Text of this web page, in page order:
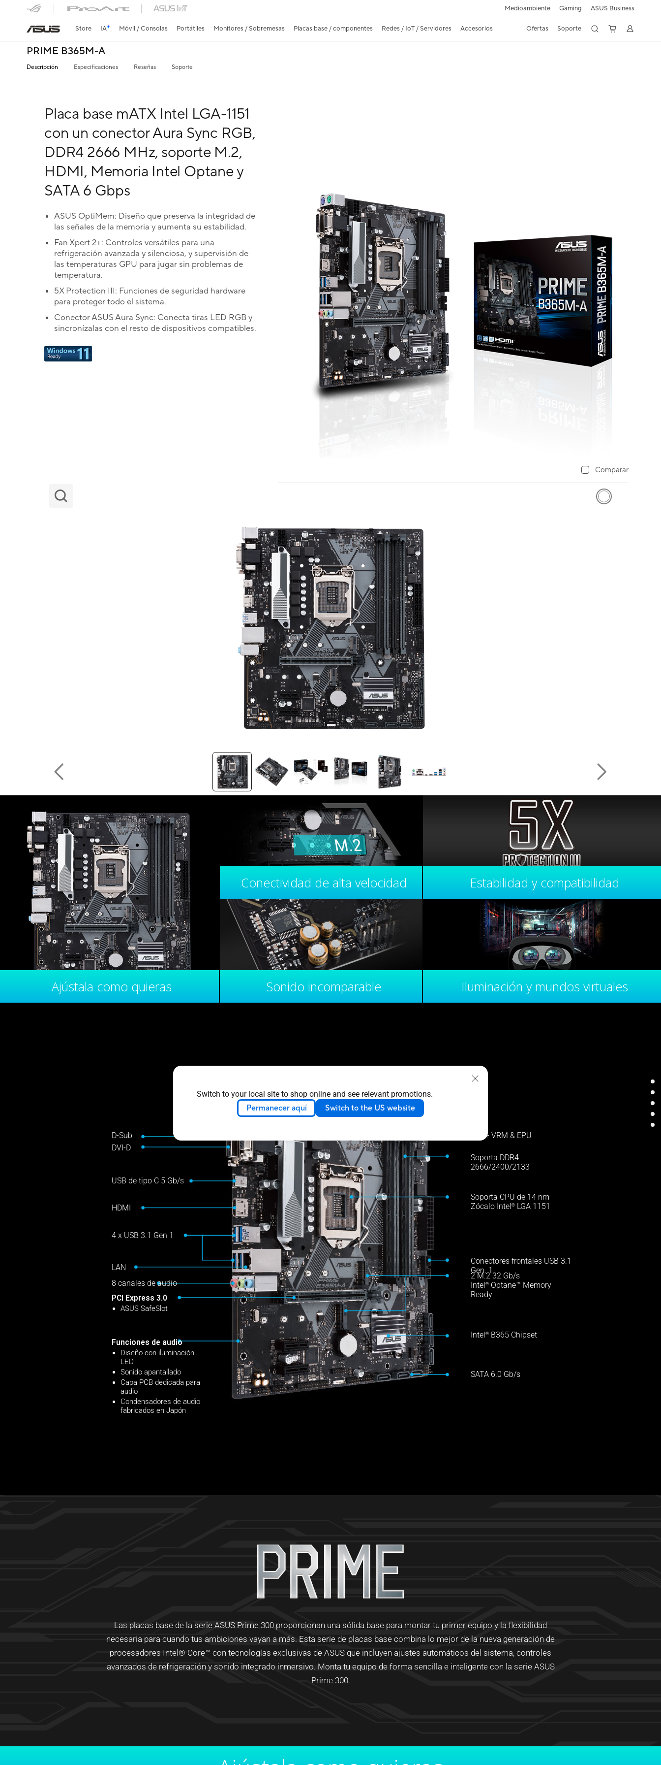
Switch to your local site to shop online and see relevant promotions.
Permanecer aquí Switch to the US website
Medioambiente Gaming ASUS Business
Store IA Móvil / Consolas Portátiles Monitores / Sobremesas Placas base / componentes Redes / IoT / Servidores Accesorios Ofertas Soporte
PRIME B365M-A
Descripción Especificaciones Reseñas Soporte
Placa base mATX Intel LGA-1151
con un conector Aura Sync RGB,
DDR4 2666 MHz, soporte M.2,
HDMI, Memoria Intel Optane y
SATA 6 Gbps
ASUS OptiMem: Diseño que preserva la integridad de
las señales de la memoria y aumenta su estabilidad.
Fan Xpert 2+: Controles versátiles para una
refrigeración avanzada y silenciosa, y supervisión de
las temperaturas GPU para jugar sin problemas de
temperatura.
5X Protection III: Funciones de seguridad hardware
para proteger todo el sistema.
Conector ASUS Aura Sync: Conecta tiras LED RGB y
sincronízalas con el resto de dispositivos compatibles.
Comparar
Ajústala como quieras
Conectividad de alta velocidad Estabilidad y compatibilidad
Sonido incomparable Iluminación y mundos virtuales
D-Sub
DVI-D
USB de tipo C 5 Gb/s
HDMI
4 x USB 3.1 Gen 1
LAN
8 canales de audio
PCI Express 3.0
ASUS SafeSlot
Funciones de audio
Diseño con iluminación
LED
Sonido apantallado
Capa PCB dedicada para
audio
Condensadores de audio
fabricados en Japón
DIGI+ VRM & EPU
Soporta DDR4
2666/2400/2133
Soporta CPU de 14 nm
Zócalo Intel® LGA 1151
Conectores frontales USB 3.1
Gen. 1
2 M.2 32 Gb/s
Intel® Optane™ Memory
Ready
Intel® B365 Chipset
SATA 6.0 Gb/s
Las placas base de la serie ASUS Prime 300 proporcionan una sólida base para montar tu primer equipo y la flexibilidad
necesaria para cuando tus ambiciones vayan a más. Esta serie de placas base combina lo mejor de la nueva generación de
procesadores Intel® Core™ con tecnologías exclusivas de ASUS que incluyen ajustes automáticos del sistema, controles
avanzados de refrigeración y sonido integrado inmersivo. Monta tu equipo de forma sencilla e inteligente con la serie ASUS
Prime 300.